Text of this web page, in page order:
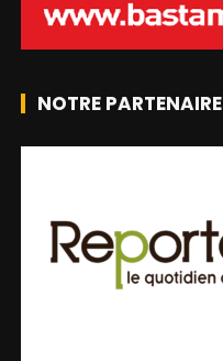
NOTRE PARTENAIRE